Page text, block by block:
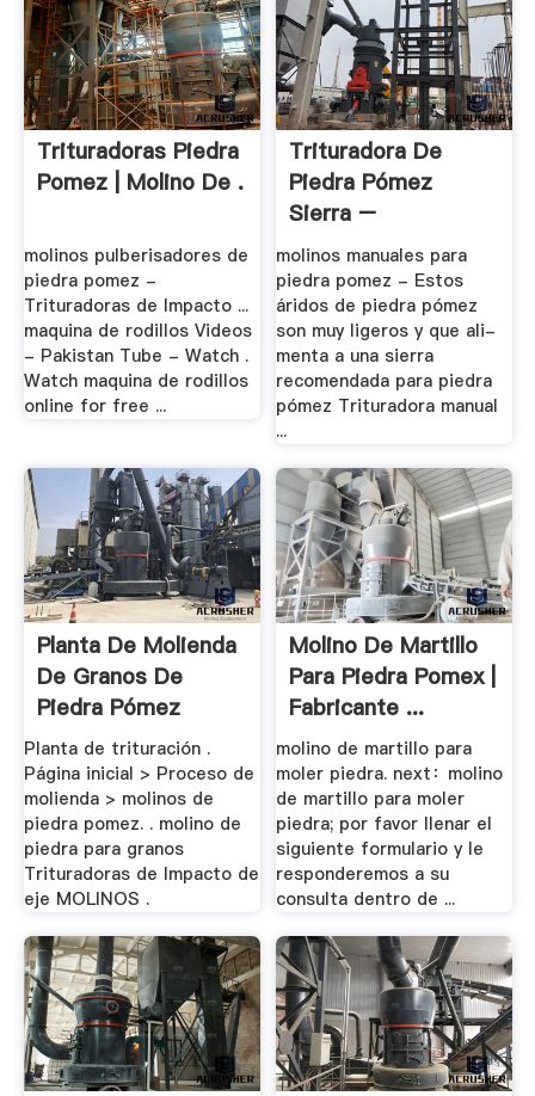
Trituradoras Piedra
Pomez | Molino De .
molinos pulberisadores de
piedra pomez -
Trituradoras de Impacto ...
maquina de rodillos Videos
- Pakistan Tube - Watch .
Watch maquina de rodillos
online for free ...
Trituradora De
Piedra Pómez
Sierra –
Trituradora .
molinos manuales para
piedra pomez - Estos
áridos de piedra pómez
son muy ligeros y que ali-
menta a una sierra
recomendada para piedra
pómez Trituradora manual
...
Planta De Molienda
De Granos De
Piedra Pómez
Planta de trituración .
Página inicial > Proceso de
molienda > molinos de
piedra pomez. . molino de
piedra para granos
Trituradoras de Impacto de
eje MOLINOS .
Molino De Martillo
Para Piedra Pomex |
Fabricante ...
molino de martillo para
moler piedra. next：molino
de martillo para moler
piedra; por favor llenar el
siguiente formulario y le
responderemos a su
consulta dentro de ...